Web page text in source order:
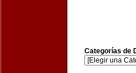
Categorías de